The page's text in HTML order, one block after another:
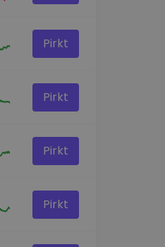
Pirkt
Pirkt
Pirkt
Pirkt